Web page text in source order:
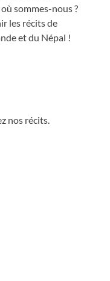
sommes-nous ?
les récits de
et du Népal !
nos récits.